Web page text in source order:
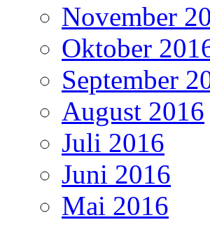
November
Oktober
September
August 2016
Juli 2016
Juni 2016
Mai 2016